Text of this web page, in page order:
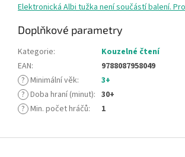
Elektronická Albi tužka není součástí balení.
Doplňkové parametry
Kategorie:
Kouzelné čtení
EAN:
9788087958049
? Minimální věk:
3+
? Doba hraní (minut): 30+
? Min. počet hráčů: 1